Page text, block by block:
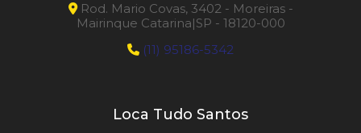
Rod. Mario Covas, 3402 - Moreiras -
Mairinque Catarina|SP - 18120-000
(11) 95186-5342
Loca Tudo Santos